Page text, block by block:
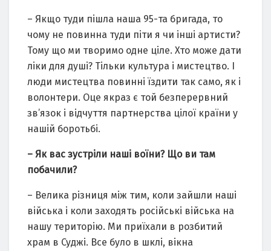
– Якщо туди пішла наша 95-та бригада, то
чому не повинна туди піти я чи інші артисти?
Тому що ми творимо одне ціле. Хто може дати
ліки для душі? Тільки культура і мистецтво. І
люди мистецтва повинні їздити так само, як і
волонтери. Оце якраз є той безперервний
зв’язок і відчуття партнерства цілої країни у
нашій боротьбі.
– Як вас зустріли наші воїни? Що ви там
побачили?
– Велика різниця між тим, коли зайшли наші
війська і коли заходять російські війська на
нашу територію. Ми приїхали в розбитий
храм в Суджі. Все було в шклі, вікна